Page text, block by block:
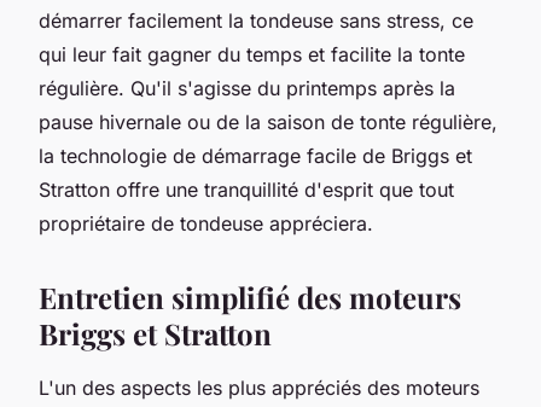
démarrer facilement la tondeuse sans stress, ce
qui leur fait gagner du temps et facilite la tonte
régulière. Qu'il s'agisse du printemps après la
pause hivernale ou de la saison de tonte régulière,
la technologie de démarrage facile de Briggs et
Stratton offre une tranquillité d'esprit que tout
propriétaire de tondeuse appréciera.
Entretien simplifié des moteurs
Briggs et Stratton
L'un des aspects les plus appréciés des moteurs